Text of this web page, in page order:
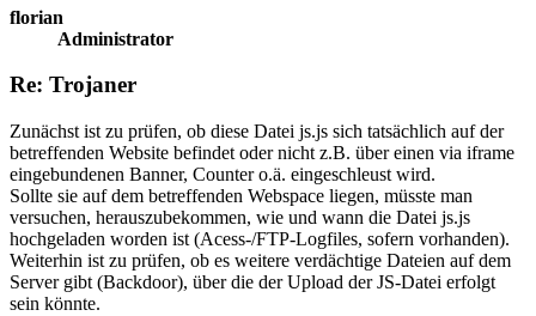
florian
Administrator
Re: Trojaner
Zunächst ist zu prüfen, ob diese Datei js.js sich tatsächlich auf der
betreffenden Website befindet oder nicht z.B. über einen via iframe
eingebundenen Banner, Counter o.ä. eingeschleust wird.
Sollte sie auf dem betreffenden Webspace liegen, müsste man
versuchen, herauszubekommen, wie und wann die Datei js.js
hochgeladen worden ist (Acess-/FTP-Logfiles, sofern vorhanden).
Weiterhin ist zu prüfen, ob es weitere verdächtige Dateien auf dem
Server gibt (Backdoor), über die der Upload der JS-Datei erfolgt
sein könnte.